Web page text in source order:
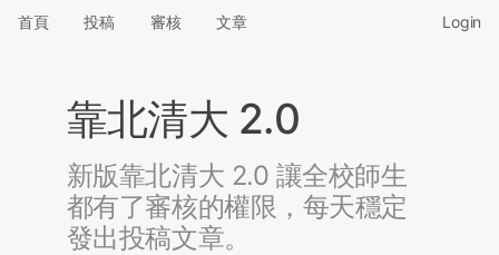
首頁 投稿 審核 文章 Login
靠北清大 2.0
新版靠北清大 2.0 讓全校師生
都有了審核的權限，每天穩定
發出投稿文章。